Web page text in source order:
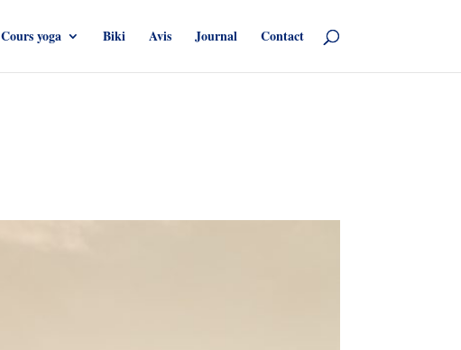
Cours yoga Biki Avis Journal Contact